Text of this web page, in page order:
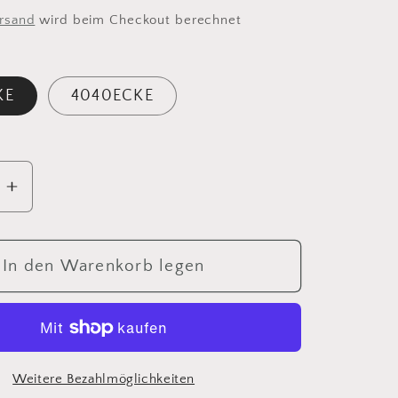
wird beim Checkout berechnet
4040ECKE
Erhöhe
die
Menge
für
JOHO
Kopfbrause
30cm/40cm
Regendusche
In den Warenkorb legen
Weitere Bezahlmöglichkeiten